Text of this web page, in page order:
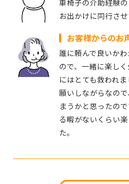
車椅子の介助経験
お出かけに同行さ
お客様からのお
誰に頼んで良いか
ので、一緒に楽し
にはとても救われ
願いしながらなの
まうかと思ったの
る暇がないくらい
た。